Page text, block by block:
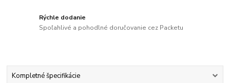
Rýchle dodanie
Spoľahlivé a pohodlné doručovanie cez Packetu
Kompletné špecifikácie